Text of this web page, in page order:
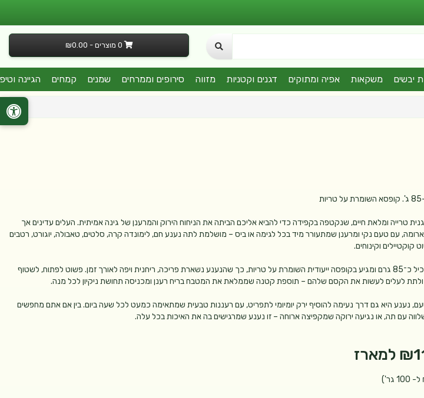
0 מוצרים - ₪0.00
יבשים משקאות אפיה ומתוקים דגנים וקטניות מזווה סירופים וממרחים שמנים קמחים הגיינה
טרייה ומלאת חיים, שנקטפה בקפידה כדי להביא אליכם הביתה את הניחוח הירוק והמרענן של גינה אמיתית. העלים עדינים אך
עם טעם נקי ומרענן שמתעורר מיד בכל לגימה או ביס – מושלמת לתה נענע חם, לימונדה קרה, סלטים, טאבולה, יוגורט, רטבים
קוקטיילים וקינוחים.
המארז מכיל כ־85 גרם ומגיע בקופסה ייעודית השומרת על טריות, כך שהנענע נשארת פריכה, ריחנית ויפה לאורך זמן. פשוט לפתוח, לשטוף
ולתת לעלים לעשות את הקסם שלהם – תוספת קטנה שממלאת את המטבח בריח רענן ומכניסה תחושת ניקיון לכל מנה.
נענע היא גם דרך נעימה להוסיף ירק יומיומי לתפריט, עם רעננות טבעית שמתאימה כמעט לכל שעה ביום. בין אם אתם מחפשים
עם תה, או נגיעה ירוקה שמקפיצה ארוחה – זו נענע שמרגישים בה את האיכות בכל עלה.
למארז